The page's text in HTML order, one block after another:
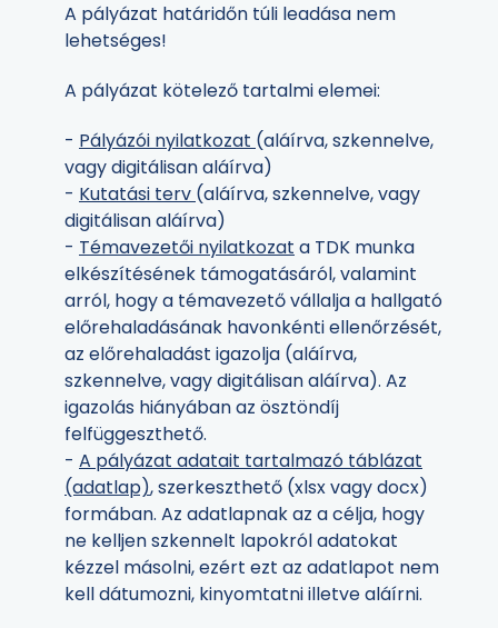
A pályázat határidőn túli leadása nem
lehetséges!
A pályázat kötelező tartalmi elemei:
- Pályázói nyilatkozat (aláírva, szkennelve,
vagy digitálisan aláírva)
- Kutatási terv (aláírva, szkennelve, vagy
digitálisan aláírva)
- Témavezetői nyilatkozat a TDK munka
elkészítésének támogatásáról, valamint
arról, hogy a témavezető vállalja a hallgató
előrehaladásának havonkénti ellenőrzését,
az előrehaladást igazolja (aláírva,
szkennelve, vagy digitálisan aláírva). Az
igazolás hiányában az ösztöndíj
felfüggeszthető.
- A pályázat adatait tartalmazó táblázat
(adatlap), szerkeszthető (xlsx vagy docx)
formában. Az adatlapnak az a célja, hogy
ne kelljen szkennelt lapokról adatokat
kézzel másolni, ezért ezt az adatlapot nem
kell dátumozni, kinyomtatni illetve aláírni.